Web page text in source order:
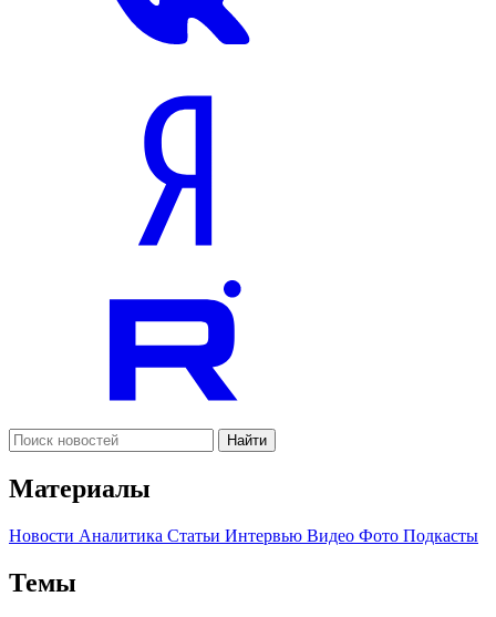
Найти
Материалы
Новости Аналитика Статьи Интервью Видео Фото Подкасты
Темы